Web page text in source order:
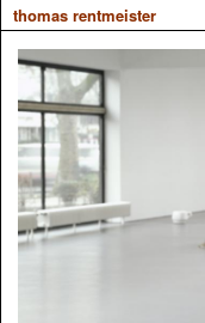
thomas rentmeister